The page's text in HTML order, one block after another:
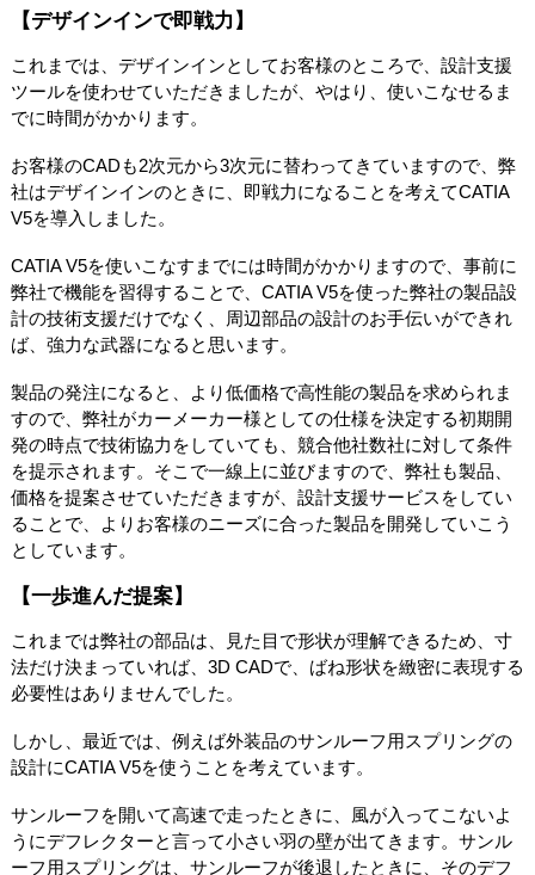
【デザインインで即戦力】
これまでは、デザインインとしてお客様のところで、設計支援
ツールを使わせていただきましたが、やはり、使いこなせるま
でに時間がかかります。
お客様のCADも2次元から3次元に替わってきていますので、弊
社はデザインインのときに、即戦力になることを考えてCATIA
V5を導入しました。
CATIA V5を使いこなすまでには時間がかかりますので、事前に
弊社で機能を習得することで、CATIA V5を使った弊社の製品設
計の技術支援だけでなく、周辺部品の設計のお手伝いができれ
ば、強力な武器になると思います。
製品の発注になると、より低価格で高性能の製品を求められま
すので、弊社がカーメーカー様としての仕様を決定する初期開
発の時点で技術協力をしていても、競合他社数社に対して条件
を提示されます。そこで一線上に並びますので、弊社も製品、
価格を提案させていただきますが、設計支援サービスをしてい
ることで、よりお客様のニーズに合った製品を開発していこう
としています。
【一歩進んだ提案】
これまでは弊社の部品は、見た目で形状が理解できるため、寸
法だけ決まっていれば、3D CADで、ばね形状を緻密に表現する
必要性はありませんでした。
しかし、最近では、例えば外装品のサンルーフ用スプリングの
設計にCATIA V5を使うことを考えています。
サンルーフを開いて高速で走ったときに、風が入ってこないよ
うにデフレクターと言って小さい羽の壁が出てきます。サンル
ーフ用スプリングは、サンルーフが後退したときに、そのデフ